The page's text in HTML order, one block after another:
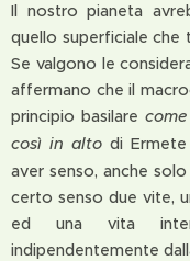
Il nostro pianeta
quello superficiale che
Se valgono le
affermano che il
principio basilarec
così in alto di
aver senso, anche
certo senso due vite,
ed una vita
indipendentemente